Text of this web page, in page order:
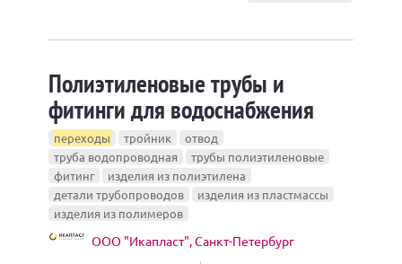
Полиэтиленовые трубы и
фитинги для водоснабжения
переходы тройник
отвод
труба водопроводная
трубы полиэтиленовые
фитинг
изделия из полиэтилена
детали трубопроводов
изделия из пластмассы
изделия из полимеров
ООО "Икапласт", Санкт-Петербург